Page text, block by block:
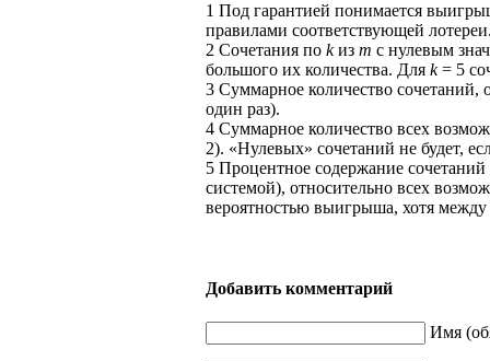
1 Под гарантией понимается
правилами соответствующей
2 Сочетания по kиз m с нулевым
большого их количества. Для k= 5
3 Суммарное количество
один раз).
4 Суммарное количество всех
2). «Нулевых» сочетаний не будет,
5 Процентное содержание
системой), относительно всех
вероятностью выигрыша, хотя
Добавить комментарий
Имя